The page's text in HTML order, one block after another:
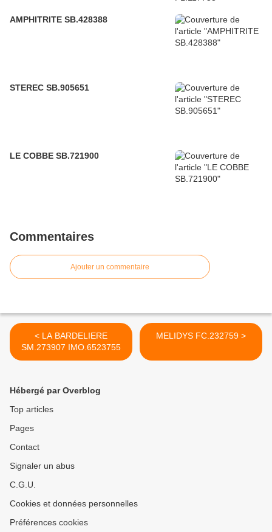
AMPHITRITE SB.428388
STEREC SB.905651
LE COBBE SB.721900
Commentaires
Ajouter un commentaire
< LA BARDELIERE
SM.273907 IMO.6523755
MELIDYS FC.232759 >
Hébergé par Overblog
Top articles
Pages
Contact
Signaler un abus
C.G.U.
Cookies et données personnelles
Préférences cookies